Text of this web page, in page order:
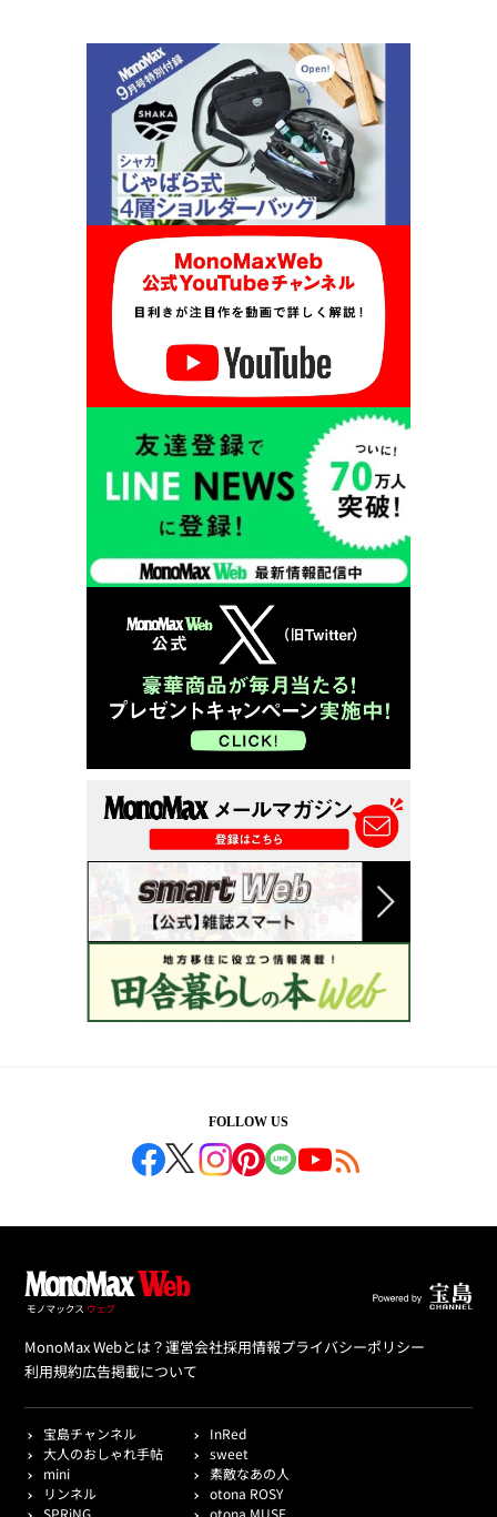
FOLLOW US
MonoMax Webとは？運営会社採用情報プライバシーポリシー
利用規約広告掲載について
宝島チャンネル
InRed
大人のおしゃれ手帖
sweet
mini
素敵なあの人
リンネル
otona ROSY
SPRiNG
otona MUSE